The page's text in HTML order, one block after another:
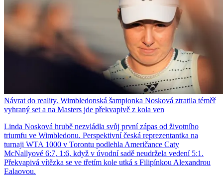
Návrat do reality. Wimbledonská šampionka Nosková ztratila téměř
vyhraný set a na Masters jde překvapivě z kola ven
Linda Nosková hrubě nezvládla svůj první zápas od životního
triumfu ve Wimbledonu. Perspektivní česká reprezentantka na
turnaji WTA 1000 v Torontu podlehla Američance Caty
McNallyové 6:7, 1:6, když v úvodní sadě neudržela vedení 5:1.
Překvapivá vítězka se ve třetím kole utká s Filipínkou Alexandrou
Ealaovou.